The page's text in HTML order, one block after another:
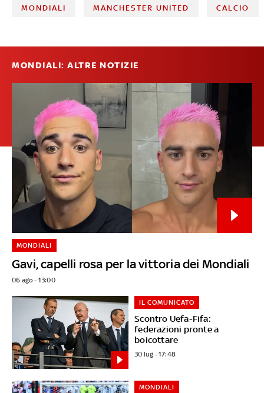
MONDIALI MANCHESTER UNITED CALCIO
MONDIALI: ALTRE NOTIZIE
Gavi, capelli rosa per la vittoria dei Mondiali
MONDIALI
06 ago - 13:00
Scontro Uefa-Fifa:
federazioni pronte a
boicottare
IL COMUNICATO
30 lug - 17:48
MONDIALI